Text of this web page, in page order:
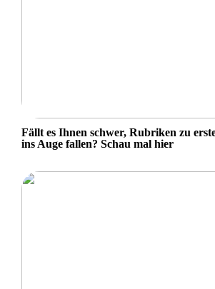
Fällt es Ihnen schwer, Rubriken zu
ins Auge fallen? Schau mal hier